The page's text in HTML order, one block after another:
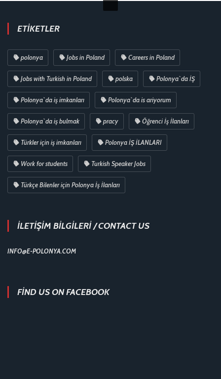
ETIKETLER
polonya Jobs in Poland Careers in Poland
Jobs with Turkish in Poland polska Polonya`da İŞ
Polonya`da iş imkanları Polonya`da is ariyorum
Polonya`da iş bulmak pracy Öğrenci İş İlanları
Türkler için iş imkanları Polonya İŞ İLANLARI
Work for students Turkish Speaker Jobs
Türkçe Bilenler için Polonya İş İlanları
İLETİŞİM BİLGİLERİ / CONTACT US
INFO@E-POLONYA.COM
FIND US ON FACEBOOK